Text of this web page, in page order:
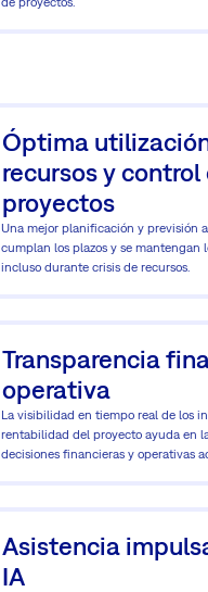
Óptima
recursos y control
proyectos
Una mejor planificación y previsión
cumplan los plazos y se mantengan
incluso durante crisis de recursos.
Transparencia
operativa
La visibilidad en tiempo real de los
rentabilidad del proyecto ayuda en
decisiones financieras y operativas
Asistencia
IA